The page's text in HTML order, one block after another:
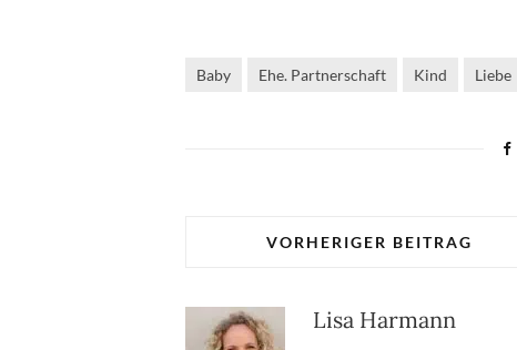
Baby Ehe. Partnerschaft Kind Liebe
VORHERIGER BEITRAG
Lisa Harmann